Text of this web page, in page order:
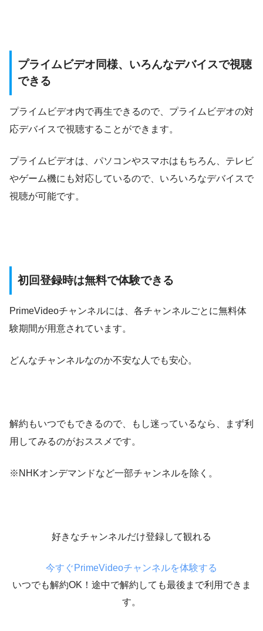
プライムビデオ同様、いろんなデバイスで視聴
できる
プライムビデオ内で再生できるので、プライムビデオの対
応デバイスで視聴することができます。
プライムビデオは、パソコンやスマホはもちろん、テレビ
やゲーム機にも対応しているので、いろいろなデバイスで
視聴が可能です。
初回登録時は無料で体験できる
PrimeVideoチャンネルには、各チャンネルごとに無料体
験期間が用意されています。
どんなチャンネルなのか不安な人でも安心。
解約もいつでもできるので、もし迷っているなら、まず利
用してみるのがおススメです。
※NHKオンデマンドなど一部チャンネルを除く。
好きなチャンネルだけ登録して観れる
今すぐPrimeVideoチャンネルを体験する
いつでも解約OK！途中で解約しても最後まで利用できま
す。